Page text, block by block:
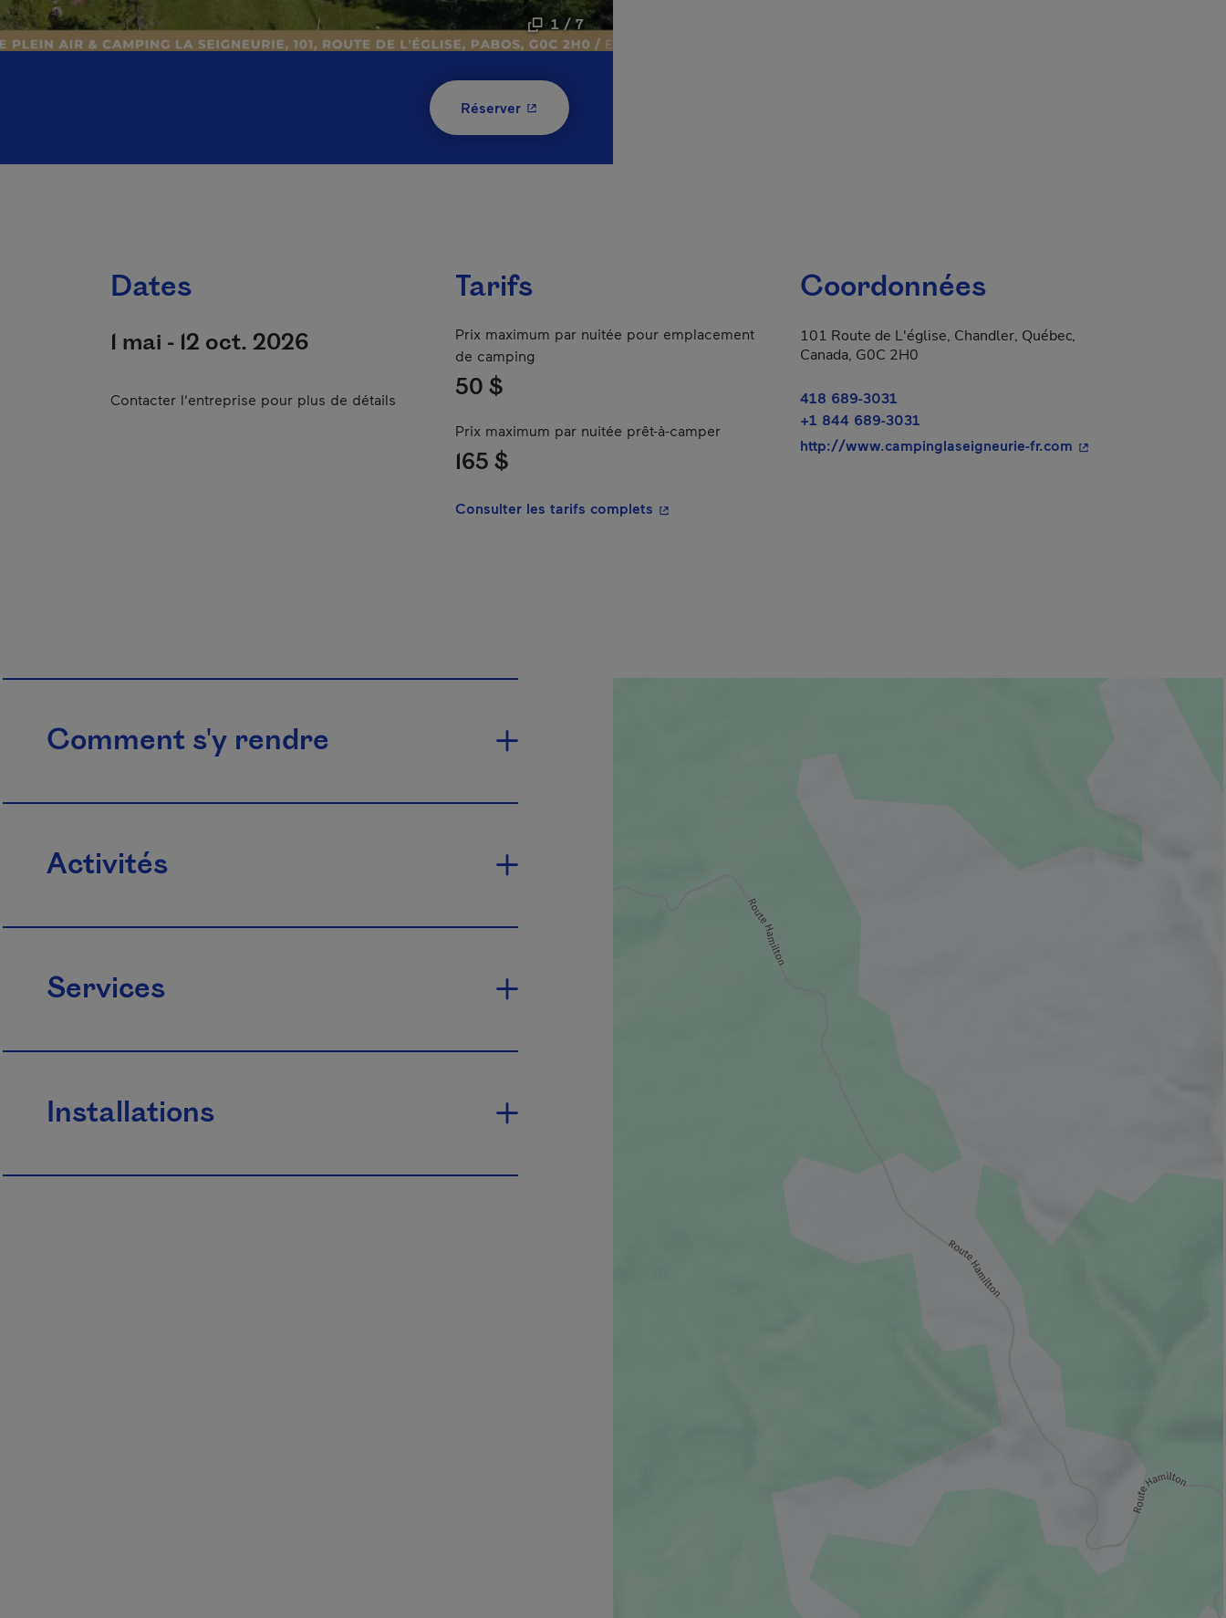
1 / 7
Réserver- Cet hyperlien s'ouvrira dans une nouvelle fenêtre.
Dates
1 mai - 12 oct. 2026
Contacter l'entreprise pour plus de détails
Tarifs
Prix maximum par nuitée pour emplacement
de camping
50 $
Prix maximum par nuitée prêt-à-camper
165 $
Consulter les tarifs complets - Cet hyperlien s'ouvrira dans une nouvelle fenêtre.
Coordonnées
101 Route de L'église, Chandler, Québec,
Canada, G0C 2H0
418 689-3031
+1 844 689-3031
http://www.campinglaseigneurie-fr.com - Cet hyperlien
Comment s'y rendre
Activités
Services
Installations